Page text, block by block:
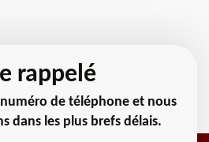
rappelé
de téléphone et nous
dans les plus brefs délais.